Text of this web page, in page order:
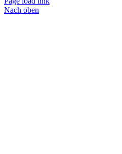
Nach oben